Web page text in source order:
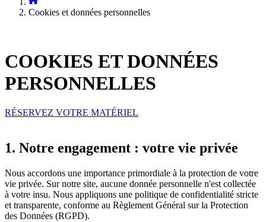
Cookies et données personnelles
COOKIES ETDONNÉES
PERSONNELLES
RÉSERVEZ VOTRE MATÉRIEL
1. Notre engagement : votre vie privée
Nous accordons une importance primordiale à la protection de votre
vie privée. Sur notre site, aucune donnée personnelle n'est collectée
à votre insu. Nous appliquons une politique de confidentialité stricte
et transparente, conforme au Règlement Général sur la Protection
des Données (RGPD).